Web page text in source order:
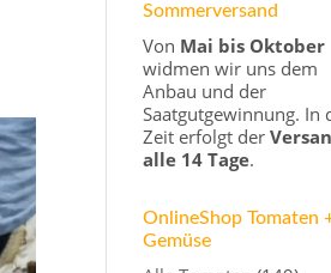
Sommerversand
Von Mai bis Oktober
widmen wir uns dem
Anbau und der
Saatgutgewinnung. In
Zeit erfolgt der
alle 14 Tage.
OnlineShop Tomaten
Gemüse